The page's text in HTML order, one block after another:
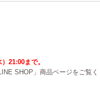
21:00まで。
SHOP」商品ページをご覧く